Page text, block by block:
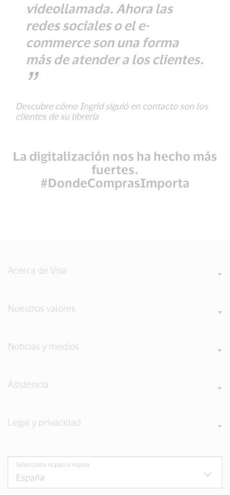
videollamada. Ahora las
redes sociales o el e-
commerce son una forma
más de atender a los clientes.
Descubre cómo Ingrid siguió en contacto son los
clientes de su librería
La digitalización nos ha hecho más
fuertes.
#DondeComprasImporta
Acerca de Visa
Nuestros valores
Noticias y medios
Asistencia
Legal y privacidad
Selecciona el país o región